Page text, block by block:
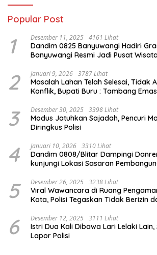
Popular Post
1 Desember 11, 2025 4161 Lihat
Dandim 0825 Banyuwangi Hadiri
Banyuwangi Resmi Jadi Pusat
2 Januari 9, 2026 3787 Lihat
Masalah Lahan Telah Selesai, Tidak
Konflik, Bupati Buru : Tambang
3 Desember 30, 2025 3398 Lihat
Modus Jatuhkan Sajadah, Pencuri
Diringkus Polisi
4 Januari 10, 2026 3310 Lihat
Dandim 0808/Blitar Dampingi
kunjungi Lokasi Sasaran
5 Desember 26, 2025 3238 Lihat
Viral Wawancara di Ruang
Kota, Polisi Tegaskan Tidak Berizin
6 Desember 12, 2025 3111 Lihat
Istri Dua Kali Dibawa Lari Lelaki
Lapor Polisi